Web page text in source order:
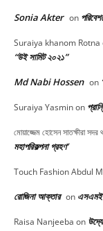
Sonia Akter on
Suraiya khanom Rotna
“উই সামিট ২০২১”
Md Nabi Hossen on
Suraiya Yasminon
মোয়াজ্জেম হোসেন সাতক্ষীরা সদর
মহাপরিকল্পনা গ্রহণ’
Touch Fashion Abdul
রোজিনা আক্তার on এসএমই
Raisa Nanjeeba on